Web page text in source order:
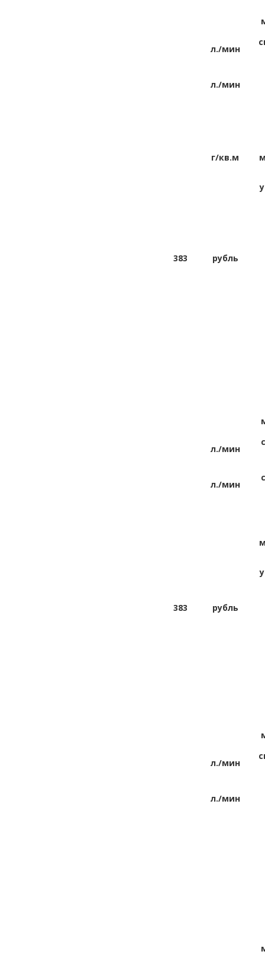
л./мин
л./мин
г/кв.м
383 рубль
л./мин
л./мин
383 рубль
л./мин
л./мин